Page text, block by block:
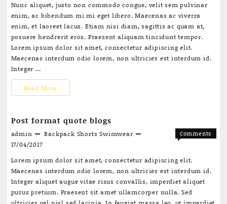
Post
format
video
blogs
Nunc aliquet, justo non commodo congue, velit sem pulvinar
enim, ac bibendum mi mi eget libero. Maecenas ac viverra
enim, et laoreet lacus. Etiam nisi diam, sagittis ac quam at,
posuere hendrerit eros. Praesent aliquam tincidunt tempor.
Lorem ipsum dolor sit amet, consectetur adipiscing elit.
Maecenas interdum odio lorem, non ultricies est interdum id.
Integer …
Post
video
blogs
Read More
Post format quote blogs
admin Backpack Shorts Swimwear
17/04/2017
Comments
quote
blogs
Lorem ipsum dolor sit amet, consectetur adipiscing elit.
Maecenas interdum odio lorem, non ultricies est interdum id.
Integer aliquet augue vitae risus convallis, imperdiet aliquet
purus pretium. Praesent sit amet ullamcorper nulla. Sed